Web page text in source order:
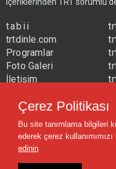
tabii
trtdinle.com
Programlar
Foto Galeri
İletişim
trtavaz.com.tr
trtmuzik.net.tr
trtcocuk.net.tr
Çerez Politikası
Bu site tanımlama bilgileri
ederek çerez
edinin